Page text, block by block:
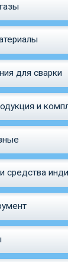
для сварки
и
средства